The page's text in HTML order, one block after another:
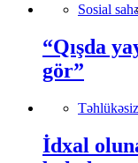
Sosial
“Qışda
gör”
İdxal